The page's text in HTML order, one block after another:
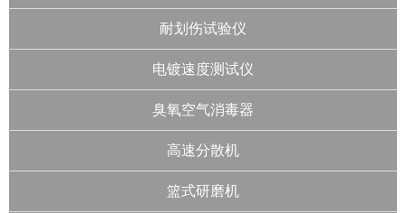
耐划伤试验仪
电镀速度测试仪
臭氧空气消毒器
高速分散机
篮式研磨机